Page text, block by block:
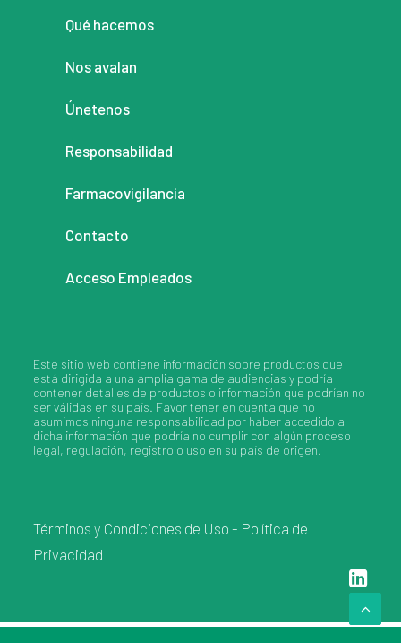
Qué hacemos
Nos avalan
Únetenos
Responsabilidad
Farmacovigilancia
Contacto
Acceso Empleados
Este sitio web contiene información sobre productos que
está dirigida a una amplia gama de audiencias y podría
contener detalles de productos o información que podrían no
ser válidas en su país. Favor tener en cuenta que no
asumimos ninguna responsabilidad por haber accedido a
dicha información que podría no cumplir con algún proceso
legal, regulación, registro o uso en su país de origen.
Términos y Condiciones de Uso - Política de
Privacidad